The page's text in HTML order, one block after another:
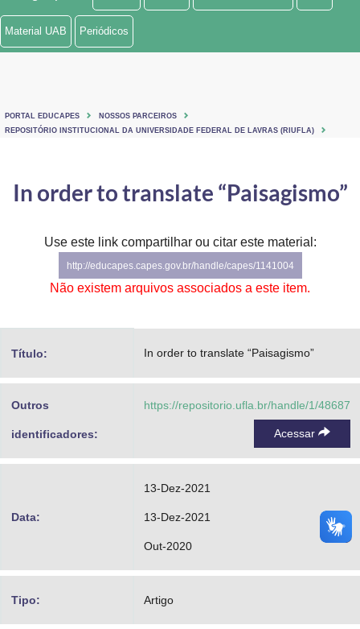
Ministério de Minas e Energia
Ministério do Turismo
Controladoria-Geral da União
Secretaria-Geral
Advocacia-Geral da União
Banco Central do Brasil
Material UAB Periódicos
PORTAL EDUCAPES
NOSSOS PARCEIROS
REPOSITÓRIO INSTITUCIONAL DA UNIVERSIDADE FEDERAL DE LAVRAS (RIUFLA)
In order to translate “Paisagismo”
Use este link compartilhar ou citar este material:
http://educapes.capes.gov.br/handle/capes/1141004
Não existem arquivos associados a este item.
Título: In order to translate “Paisagismo”
Outros
identificadores:
https://repositorio.ufla.br/handle/1/48687
Acessar
Data:
13-Dez-2021
13-Dez-2021
Out-2020
Tipo: Artigo